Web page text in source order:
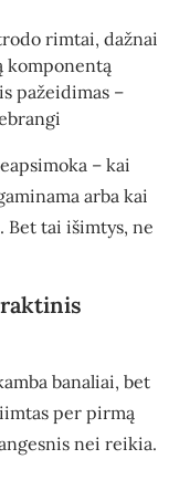
rimtai, dažnai
komponentą
pažeidimas –
– kai
arba kai
Bet tai išimtys, ne
banaliai, bet
per pirmą
nei reikia.